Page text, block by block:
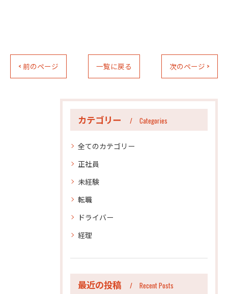
< 前のページ 一覧に戻る 次のページ >
カテゴリー Categories
全てのカテゴリー
正社員
未経験
転職
ドライバー
経理
最近の投稿 Recent Posts